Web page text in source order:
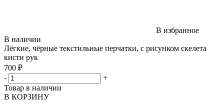
В избранное
В наличии
Лёгкие, чёрные текстильные перчатки, с рисунком скелета
кисти рук
700 ₽
-
+
Товар в наличии
В КОРЗИНУ